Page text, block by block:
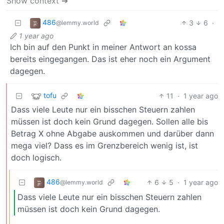
486@lemmy.world 3 6 ·
1 year ago
Ich bin auf den Punkt in meiner Antwort an kossa
bereits eingegangen. Das ist eher noch ein Argument
dagegen.
tofu 11 · 1 year ago
Dass viele Leute nur ein bisschen Steuern zahlen
müssen ist doch kein Grund dagegen. Sollen alle bis
Betrag X ohne Abgabe auskommen und darüber dann
mega viel? Dass es im Grenzbereich wenig ist, ist
doch logisch.
486@lemmy.world 6 5 · 1 year ago
Dass viele Leute nur ein bisschen Steuern zahlen
müssen ist doch kein Grund dagegen.